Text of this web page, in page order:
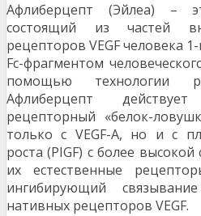
Афлиберцепт (Эйлеа) –
состоящий из частей
рецепторов VEGF человека
Fc-фрагментом
помощью технологии
Афлиберцепт
рецепторный «белок-
только с VEGF-A, но и с
роста (PIGF) с более
их естественные
ингибирующий
нативных рецепторов VEGF.